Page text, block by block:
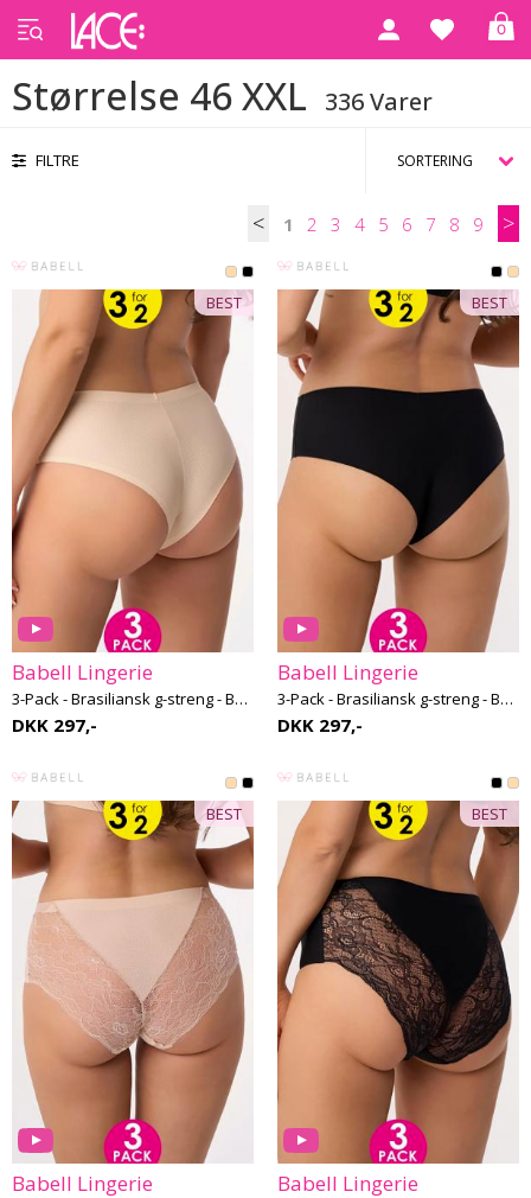
0
Forside Trusser og Strings
Størrelse 46 XXL 336 Varer
FILTRE
< 1 2 3 4 5 6 7 8 9 >
BEST
Babell Lingerie
3-Pack - Brasiliansk g-streng - Babell 04
DKK 297,-
BEST
Babell Lingerie
3-Pack - Brasiliansk g-streng - Babell 04
DKK 297,-
BEST
Babell Lingerie
BEST
Babell Lingerie